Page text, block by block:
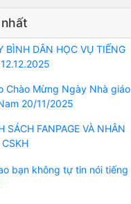
BÌNH DÂN HỌC VỤ TIẾNG
Chào Mừng Ngày Nhà giáo
20/11/2025
SÁCH FANPAGE VÀ NHÂN
bạn không tự tin nói tiếng